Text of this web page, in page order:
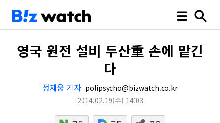
영국 원전 설비 두산重 손에 맡긴
다
정재웅 기자 polipsycho@bizwatch.co.kr
2014.02.19(수) 14:03